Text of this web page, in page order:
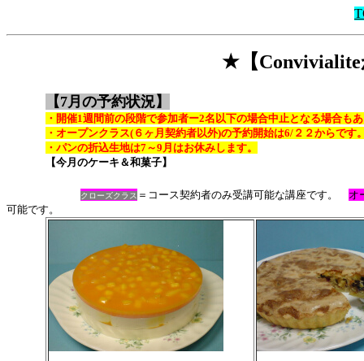
★【
【7月の予約状況】
・開催1週間前の段階で参加者ー2名以下の場合中止となる場合も
・オープンクラス(６ヶ月契約者以外)の予約開始は6/２２からです
・パンの折込生地は7～9月はお休みします。
【今月のケーキ＆和菓子】
クローズクラス ＝コース契約者のみ受講可能な講座です。 オ
可能です。